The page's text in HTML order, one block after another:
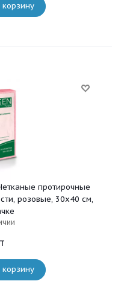
корзину
протирочные
розовые, 30х40 см,
корзину